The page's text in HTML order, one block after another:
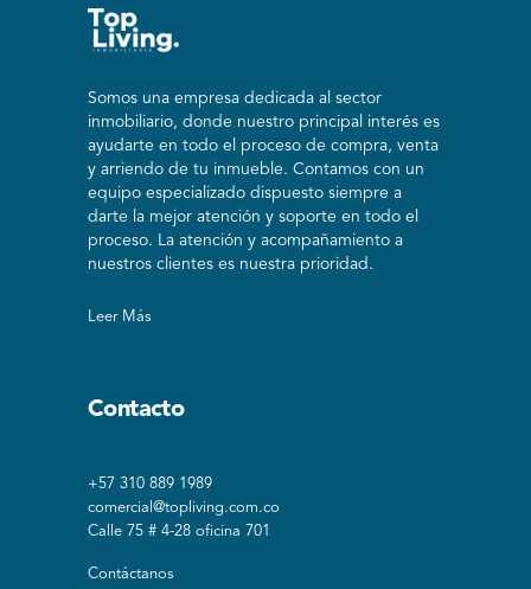
Somos una empresa dedicada al sector
inmobiliario, donde nuestro principal interés es
ayudarte en todo el proceso de compra, venta
y arriendo de tu inmueble. Contamos con un
equipo especializado dispuesto siempre a
darte la mejor atención y soporte en todo el
proceso. La atención y acompañamiento a
nuestros clientes es nuestra prioridad.
Leer Más
Contacto
+57 310 889 1989
comercial@topliving.com.co
Calle 75 # 4-28 oficina 701
Contáctanos